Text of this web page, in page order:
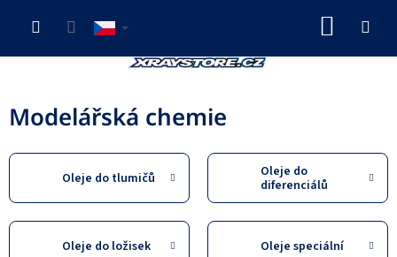
Modelářská chemie
Oleje do tlumičů
Oleje do
diferenciálů
Oleje do ložisek Oleje speciální